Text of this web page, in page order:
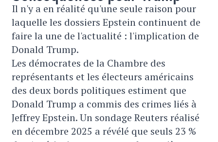
Il n'y a en réalité qu'une seule raison pour
laquelle les dossiers Epstein continuent de
faire la une de l'actualité : l'implication de
Donald Trump.
Les démocrates de la Chambre des
représentants et les électeurs américains
des deux bords politiques estiment que
Donald Trump a commis des crimes liés à
Jeffrey Epstein. Un sondage Reuters réalisé
en décembre 2025 a révélé que seuls 23 %